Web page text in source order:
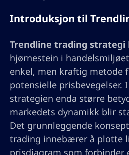
Introduksjon til
Trendline trading strategi
hjørnestein i
enkel, men kraftig metode
potensielle prisbevegelser.
strategien enda større
markedets dynamikk blir
Det grunnleggende
trading innebærer å plotte
prisdiagram som forbinder